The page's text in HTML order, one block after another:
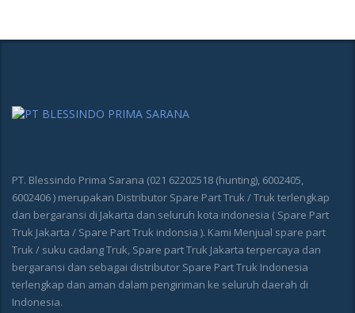
PT. Blessindo Prima Sarana (021 62202518 (hunting), 6002405,
6002406 ) merupakan Distributor Spare Part Truk / Truk terlengkap
dan bergaransi di Jakarta dan seluruh kota indonesia ( Spare Part
Truk Jakarta / Spare Part Truk indonsia ). Kami Menjual spare part
Truk / suku cadang Truk, Spare part Truk Jakarta terpercaya dan
bergaransi dan sebagai distributor Spare Part Truk Indonesia
terlengkap dan aman dalam pengiriman ke seluruh daerah di
Indonesia.